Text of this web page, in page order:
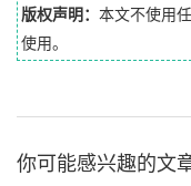
版权声明： 本文不使用
使用。
你可能感兴趣的文